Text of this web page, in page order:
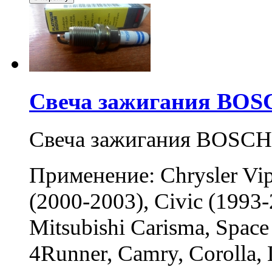
Свеча зажигания
Свеча зажигания
Применение: Chrysler
(2000-2003), Civic
Mitsubishi Carisma,
4Runner, Camry, Corolla,